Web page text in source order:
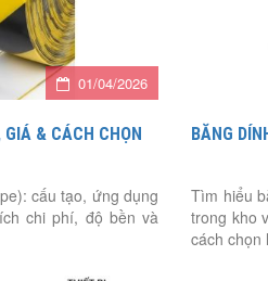
01/04/2026
GIÁ & CÁCH CHỌN
cấu tạo, ứng dụng
chi phí, độ bền và
BĂNG
Tìm hiểu
trong kho
cách chọn